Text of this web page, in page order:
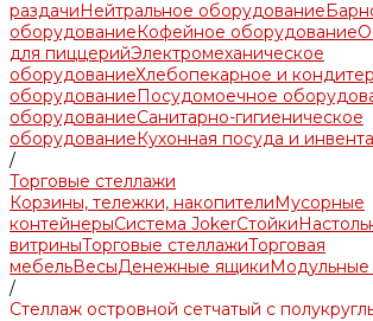
раздачиНейтральное оборудование
оборудованиеКофейное оборудование
для пиццерийЭлектромеханическое
оборудованиеХлебопекарное и
оборудованиеПосудомоечное
оборудованиеСанитарно-гигиеническое
оборудованиеКухонная посуда и
/
Торговые стеллажи
Корзины, тележки, накопителиМусорные
контейнерыСистема JokerСтойки
витриныТорговые стеллажиТорговая
мебельВесыДенежные ящикиМодульные
/
Стеллаж островной сетчатый с